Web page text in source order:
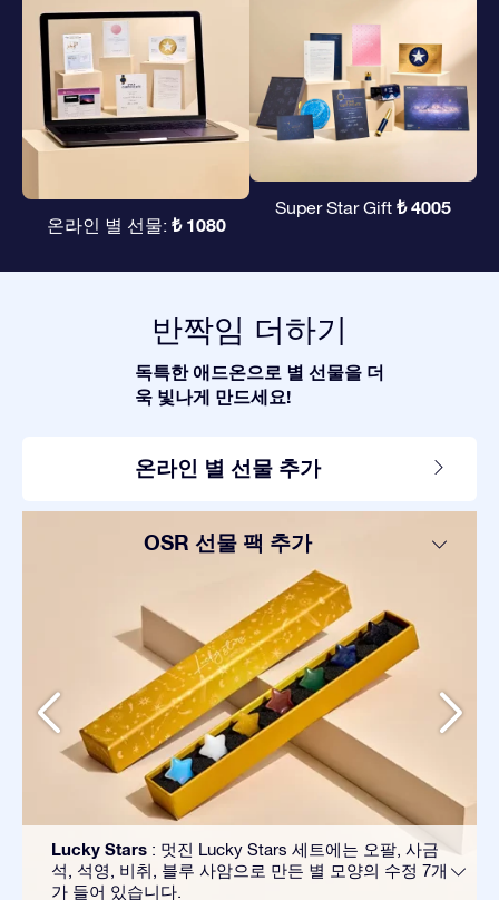
온라인 별 선물: ₺ 1080
Super Star Gift ₺ 4005
반짝임 더하기
독특한 애드온으로 별 선물을 더
욱 빛나게 만드세요!
온라인 별 선물 추가
OSR 선물 팩 추가
Lucky Stars : 멋진 Lucky Stars 세트에는 오팔, 사금
석, 석영, 비취, 블루 사암으로 만든 별 모양의 수정 7개
가 들어 있습니다.